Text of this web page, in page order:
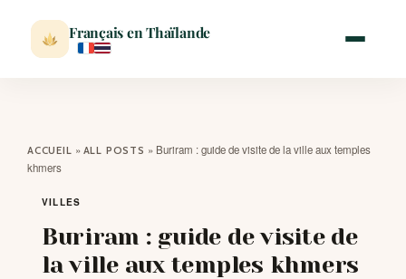
Français en Thaïlande
VISITER
ACCUEIL » ALL POSTS » Buriram : guide de visite de la ville aux temples
khmers
VILLES
Buriram : guide de visite de
la ville aux temples khmers